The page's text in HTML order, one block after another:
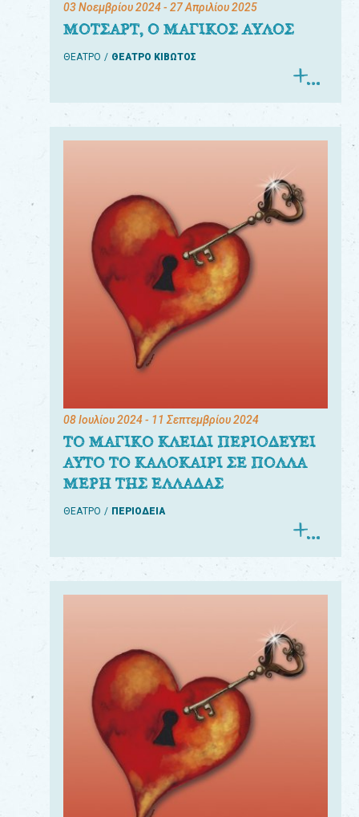
03 Νοεμβρίου 2024- 27 Απριλίου 2025
ΜΟΤΣΑΡΤ, Ο ΜΑΓΙΚΟΣ ΑΥΛΟΣ
ΘΕΑΤΡΟ ΘΕΑΤΡΟ ΚΙΒΩΤΟΣ
08 Ιουλίου 2024- 11 Σεπτεμβρίου 2024
ΤΟ ΜΑΓΙΚΟ ΚΛΕΙΔΙ ΠΕΡΙΟΔΕΥΕΙ
ΑΥΤΟ ΤΟ ΚΑΛΟΚΑΙΡΙ ΣΕ ΠΟΛΛΑ
ΜΕΡΗ ΤΗΣ ΕΛΛΑΔΑΣ
ΘΕΑΤΡΟ ΠΕΡΙΟΔΕΙΑ